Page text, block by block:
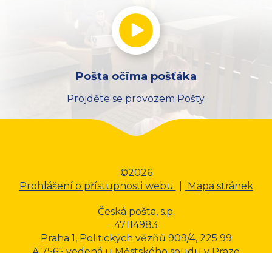
Pošta očima pošťáka
Projděte se provozem Pošty.
©2026
Prohlášení o přístupnosti webu
Mapa stránek
Česká pošta, s.p.
47114983
Praha 1, Politických vězňů 909/4, 225 99